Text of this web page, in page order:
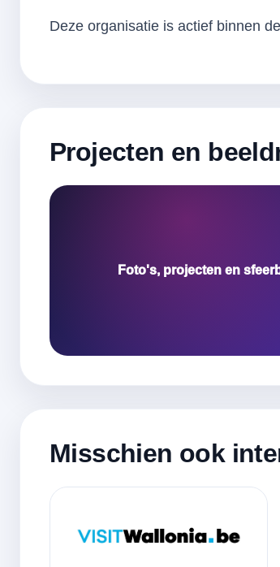
Deze organisatie is actief binnen
Projecten en
Foto's, projecten en
Misschien ook